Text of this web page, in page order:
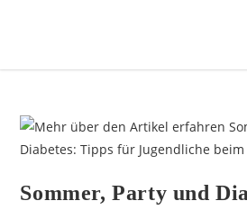
Sommer, Party und